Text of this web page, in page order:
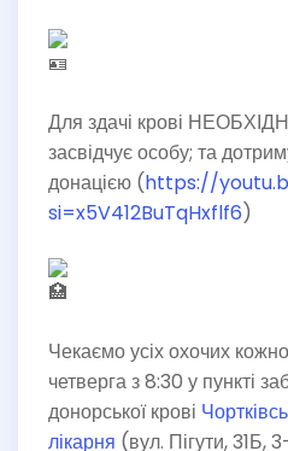
Для здачі крові
засвідчує особу; та
донацією (https://
si=x5V412BuTqHxflf6)
Чекаємо усіх охочих
четверга з 8:30 у пункті
донорської крові
лікарня (вул. Пігути, 31Б,